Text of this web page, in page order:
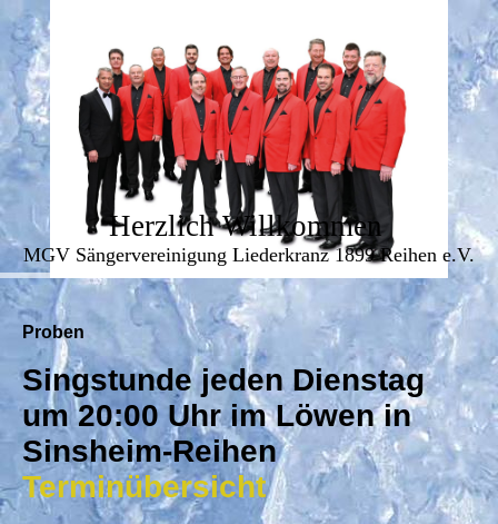
Herzlich Willkommen
MGV Sängervereinigung Liederkranz 1899 Reihen e.V.
Proben
Singstunde jeden Dienstag
um 20:00 Uhr im Löwen in
Sinsheim-Reihen
Terminübersicht